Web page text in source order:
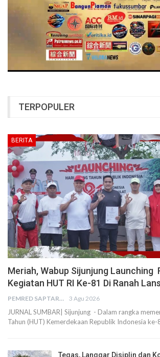
TERPOPULER
BERITA
Meriah, Wabup Sijunjung Launching
Kegiatan HUT RI Ke-81 Di Ranah
PEMRED SAPTARIUS 3 Agu 2026
JURNAL SUMBAR| Sijunjung - Dalam rangka
Tahun (HUT) Kemerdekaan Republik Indonesia
Tegas, Langgar Disiplin dan